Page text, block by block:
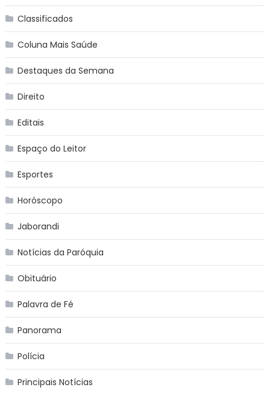
Classificados
Coluna Mais Saúde
Destaques da Semana
Direito
Editais
Espaço do Leitor
Esportes
Horóscopo
Jaborandi
Notícias da Paróquia
Obituário
Palavra de Fé
Panorama
Polícia
Principais Notícias